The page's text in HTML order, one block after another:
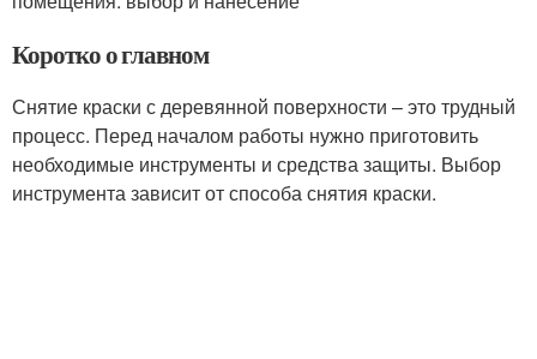
Коротко о главном
Снятие краски с деревянной поверхности – это трудный
процесс. Перед началом работы нужно приготовить
необходимые инструменты и средства защиты. Выбор
инструмента зависит от способа снятия краски.